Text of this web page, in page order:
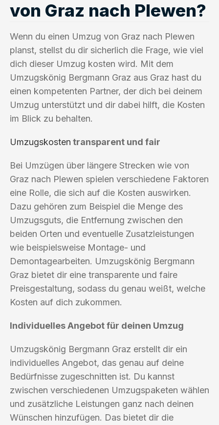
von Graz nach Plewen?
Wenn du einen Umzug von Graz nach Plewen
planst, stellst du dir sicherlich die Frage, wie viel
dich dieser Umzug kosten wird. Mit dem
Umzugskönig Bergmann Graz aus Graz hast du
einen kompetenten Partner, der dich bei deinem
Umzug unterstützt und dir dabei hilft, die Kosten
im Blick zu behalten.
Umzugskosten transparent und fair
Bei Umzügen über längere Strecken wie von
Graz nach Plewen spielen verschiedene Faktoren
eine Rolle, die sich auf die Kosten auswirken.
Dazu gehören zum Beispiel die Menge des
Umzugsguts, die Entfernung zwischen den
beiden Orten und eventuelle Zusatzleistungen
wie beispielsweise Montage- und
Demontagearbeiten. Umzugskönig Bergmann
Graz bietet dir eine transparente und faire
Preisgestaltung, sodass du genau weißt, welche
Kosten auf dich zukommen.
Individuelles Angebot für deinen Umzug
Umzugskönig Bergmann Graz erstellt dir ein
individuelles Angebot, das genau auf deine
Bedürfnisse zugeschnitten ist. Du kannst
zwischen verschiedenen Umzugspaketen wählen
und zusätzliche Leistungen ganz nach deinen
Wünschen hinzufügen. Das bietet dir die